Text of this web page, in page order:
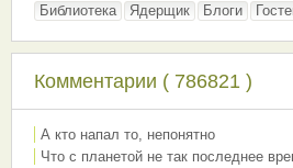
Библиотека
Ядерщик Блоги
Комментарии ( 786821 )
А кто напал то, непонятно
Что с планетой не так последнее